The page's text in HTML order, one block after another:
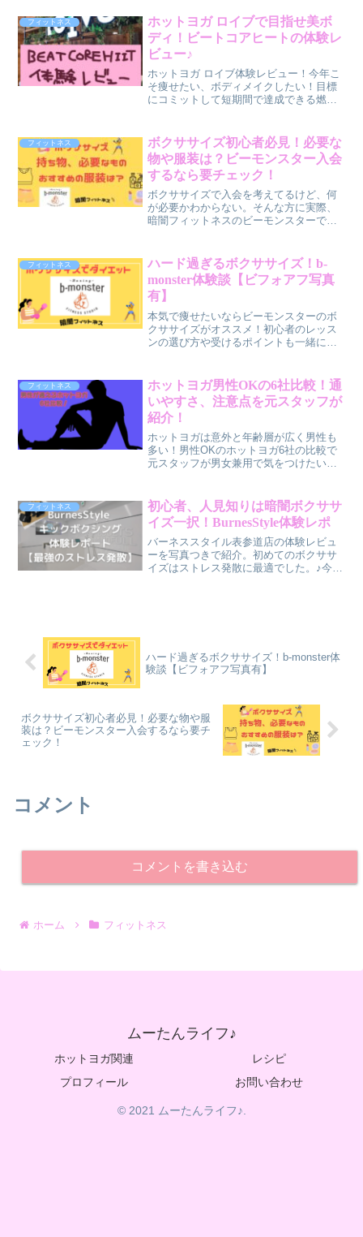
フィットネス
ホットヨガ ロイブで目指せ美ボ
ディ！ビートコアヒートの体験レ
ビュー♪
ホットヨガ ロイブ体験レビュー！今年こ
そ痩せたい、ボディメイクしたい！目標
にコミットして短期間で達成できる燃焼
フィットネス
ボクササイズ初心者必見！必要な
物や服装は？ビーモンスター入会
するなら要チェック！
ボクササイズで入会を考えてるけど、何
が必要かわからない。そんな方に実際、
暗闇フィットネスのビーモンスターで体
フィットネス
ハード過ぎるボクササイズ！b-
monster体験談【ビフォアフ写真
有】
本気で痩せたいならビーモンスターのボ
クササイズがオススメ！初心者のレッス
ンの選び方や受けるポイントも一緒に紹
ルレッスンへ♪
フィットネス
ホットヨガ男性OKの6社比較！通
いやすさ、注意点を元スタッフが
紹介！
ホットヨガは意外と年齢層が広く男性も
多い！男性OKのホットヨガ6社の比較で
元スタッフが男女兼用で気をつけたい点
フィットネス
初心者、人見知りは暗闇ボクササ
イズ一択！BurnesStyle体験レポ
バーネススタイル表参道店の体験レビュ
ーを写真つきで紹介。初めてのボクササ
イズはストレス発散に最適でした。♪今ま
ハード過ぎるボクササイズ！b-monster体
験談【ビフォアフ写真有】
ボクササイズ初心者必見！必要な物や服
装は？ビーモンスター入会するなら要チ
ェック！
コメント
コメントを書き込む
ホーム フィットネス
ムーたんライフ♪
ホットヨガ関連
レシピ
プロフィール
お問い合わせ
© 2021 ムーたんライフ♪.